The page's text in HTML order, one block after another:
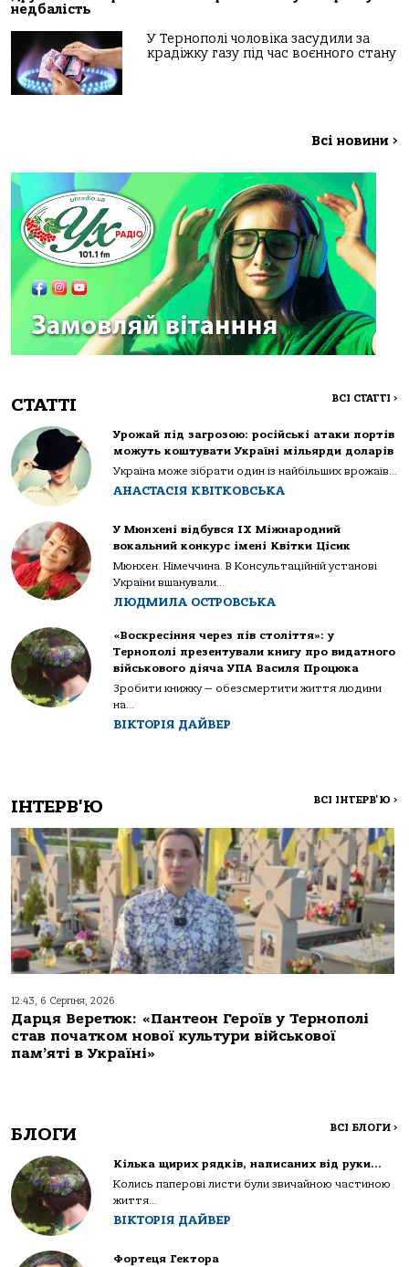
недбалість
У Тернополі чоловіка засудили за
крадіжку газу під час воєнного стану
Всі новини >
СТАТТІ ВСІ СТАТТІ >
Урожай під загрозою: російські атаки портів
можуть коштувати Україні мільярди доларів
Україна може зібрати один із найбільших врожаїв...
АНАСТАСІЯ КВІТКОВСЬКА
У Мюнхені відбувся IX Міжнародний
вокальний конкурс імені Квітки Цісик
Мюнхен. Німеччина. В Консультаційній установі
України вшанували...
ЛЮДМИЛА ОСТРОВСЬКА
«Воскресіння через пів століття»: у
Тернополі презентували книгу про видатного
військового діяча УПА Василя Процюка
Зробити книжку — обезсмертити життя людини
на...
ВІКТОРІЯ ДАЙВЕР
ІНТЕРВ'Ю ВСІ ІНТЕРВ'Ю >
12:43, 6 Серпня, 2026
Дарця Веретюк: «Пантеон Героїв у Тернополі
став початком нової культури військової
пам’яті в Україні»
БЛОГИ ВСІ БЛОГИ >
Кілька щирих рядків, написаних від руки…
Колись паперові листи були звичайною частиною
життя...
ВІКТОРІЯ ДАЙВЕР
Фортеця Гектора